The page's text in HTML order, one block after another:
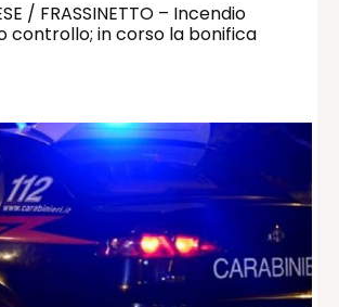
/ FRASSINETTO – Incendio
controllo; in corso la bonifica